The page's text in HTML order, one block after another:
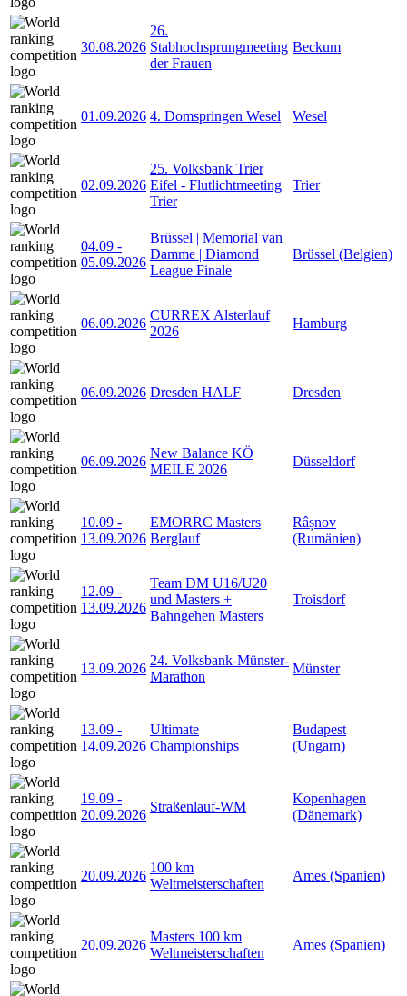
30.08.2026
26.
Stabhochsprungmeeting
der Frauen
Beckum
01.09.2026 4. Domspringen Wesel Wesel
02.09.2026
25. Volksbank Trier
Eifel - Flutlichtmeeting
Trier
Trier
04.09 -
05.09.2026
Brüssel | Memorial van
Damme | Diamond
League Finale
Brüssel (Belgien)
06.09.2026
CURREX Alsterlauf
2026
Hamburg
06.09.2026 Dresden HALF Dresden
06.09.2026
New Balance KÖ
MEILE 2026
Düsseldorf
10.09 -
13.09.2026
EMORRC Masters
Berglauf
Râșnov
(Rumänien)
12.09 -
13.09.2026
Team DM U16/U20
und Masters +
Bahngehen Masters
Troisdorf
13.09.2026
24. Volksbank-Münster-
Marathon
Münster
13.09 -
14.09.2026
Ultimate
Championships
Budapest
(Ungarn)
19.09 -
20.09.2026
Straßenlauf-WM
Kopenhagen
(Dänemark)
20.09.2026
100 km
Weltmeisterschaften
Ames (Spanien)
20.09.2026
Masters 100 km
Weltmeisterschaften
Ames (Spanien)